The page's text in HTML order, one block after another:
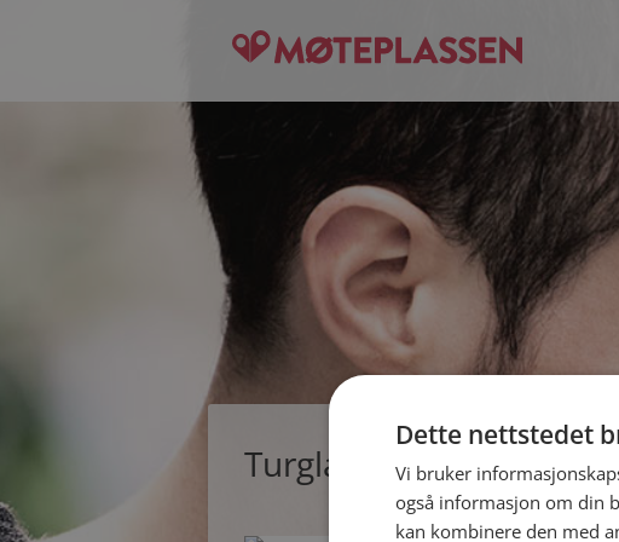
Turglad, single kvinne
Dette nettstedet
Vi bruker
også informasjon om din
kan kombinere den med